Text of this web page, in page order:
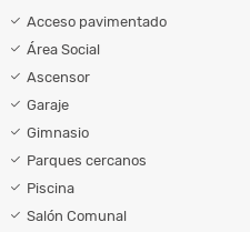
Acceso pavimentado
Área Social
Ascensor
Garaje
Gimnasio
Parques cercanos
Piscina
Salón Comunal